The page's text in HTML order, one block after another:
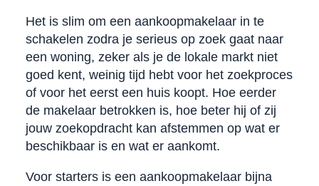
Het is slim om een aankoopmakelaar in te
schakelen zodra je serieus op zoek gaat naar
een woning, zeker als je de lokale markt niet
goed kent, weinig tijd hebt voor het zoekproces
of voor het eerst een huis koopt. Hoe eerder
de makelaar betrokken is, hoe beter hij of zij
jouw zoekopdracht kan afstemmen op wat er
beschikbaar is en wat er aankomt.
Voor starters is een aankoopmakelaar bijna